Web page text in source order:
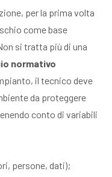
per la prima volta
come base
si tratta più di una
normativo
il tecnico deve
da proteggere
conto di variabili
persone, dati);